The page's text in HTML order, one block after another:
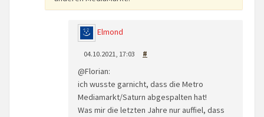
Elmond
04.10.2021, 17:03 #
@Florian:
ich wusste garnicht, dass die Metro
Mediamarkt/Saturn abgespalten hat!
Was mir die letzten Jahre nur auffiel, dass